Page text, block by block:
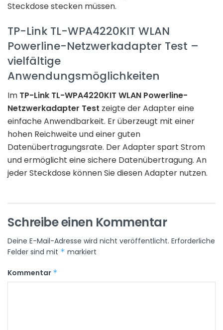
Steckdose stecken müssen.
TP-Link TL-WPA4220KIT WLAN
Powerline-Netzwerkadapter Test –
vielfältige
Anwendungsmöglichkeiten
Im TP-Link TL-WPA4220KIT WLAN Powerline-
Netzwerkadapter Test zeigte der Adapter eine
einfache Anwendbarkeit. Er überzeugt mit einer
hohen Reichweite und einer guten
Datenübertragungsrate. Der Adapter spart Strom
und ermöglicht eine sichere Datenübertragung. An
jeder Steckdose können Sie diesen Adapter nutzen.
Schreibe einen Kommentar
Deine E-Mail-Adresse wird nicht veröffentlicht. Erforderliche
Felder sind mit * markiert
Kommentar *